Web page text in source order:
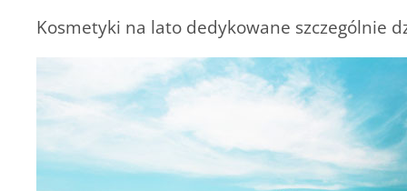
Kosmetyki na lato dedykowane szczególnie